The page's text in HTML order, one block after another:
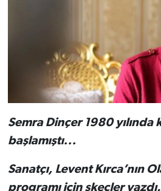
Semra Dinçer 1980 yılında
başlamıştı...
Sanatçı, Levent Kırca’nın
programı için skeçler